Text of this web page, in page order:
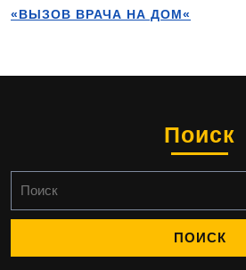
«ВЫЗОВ ВРАЧА НА ДОМ«
Поиск